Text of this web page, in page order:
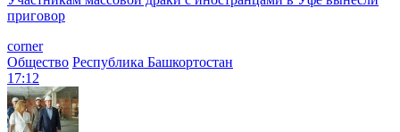
приговор
corner
Общество Республика Башкортостан
17:12